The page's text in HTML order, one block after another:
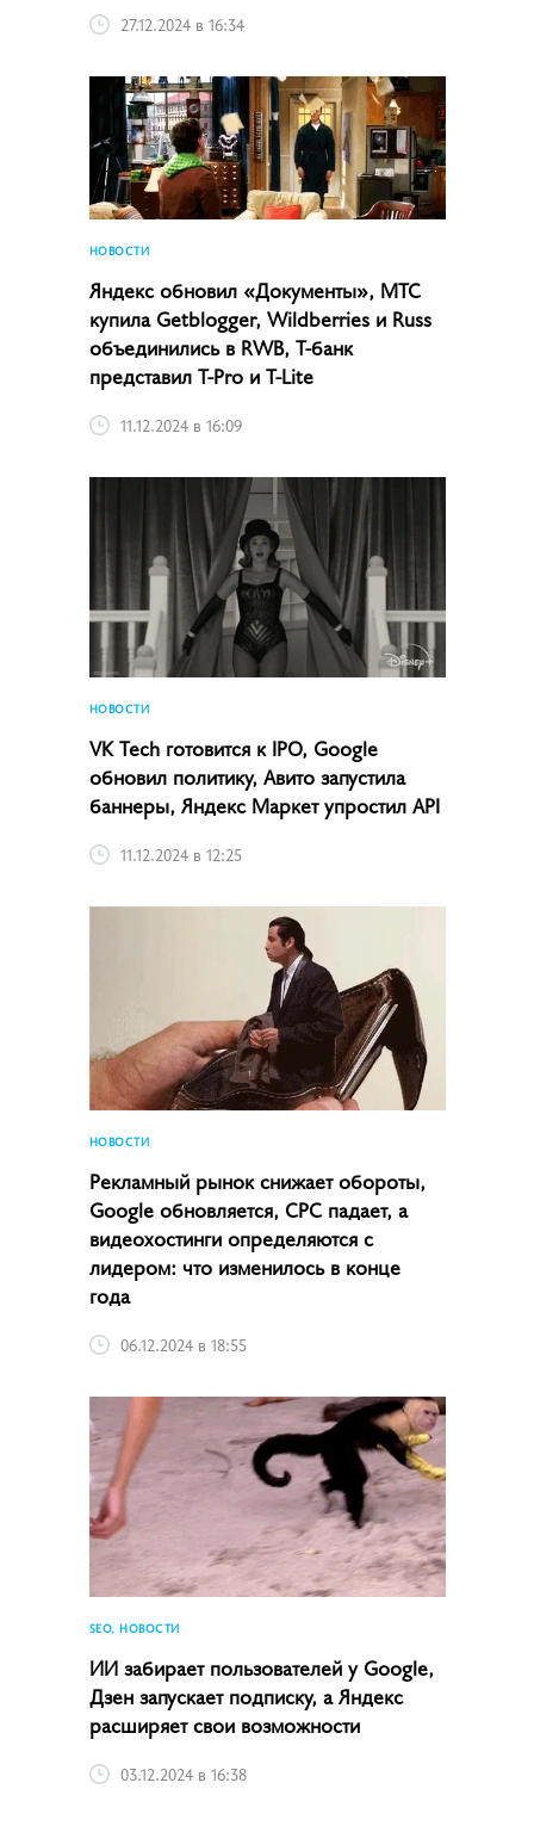
27.12.2024 в 16:34
НОВОСТИ
Яндекс обновил «Документы», МТС
купила Getblogger, Wildberries и Russ
объединились в RWB, Т-банк
представил T-Pro и T-Lite
11.12.2024 в 16:09
НОВОСТИ
VK Tech готовится к IPO, Google
обновил политику, Авито запустила
баннеры, Яндекс Маркет упростил API
11.12.2024 в 12:25
НОВОСТИ
Рекламный рынок снижает обороты,
Google обновляется, CPC падает, а
видеохостинги определяются с
лидером: что изменилось в конце
года
06.12.2024 в 18:55
SEO, НОВОСТИ
ИИ забирает пользователей у Google,
Дзен запускает подписку, а Яндекс
расширяет свои возможности
03.12.2024 в 16:38